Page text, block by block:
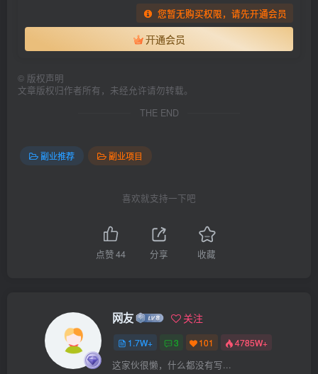
您暂无购买权限，请先开通会员
开通会员
© 版权声明
文章版权归作者所有，未经允许请勿转载。
THE END
副业推荐 副业项目
喜欢就支持一下吧
点赞44 分享 收藏
网友 关注
1.7W+ 3 101 4785W+
这家伙很懒，什么都没有写...